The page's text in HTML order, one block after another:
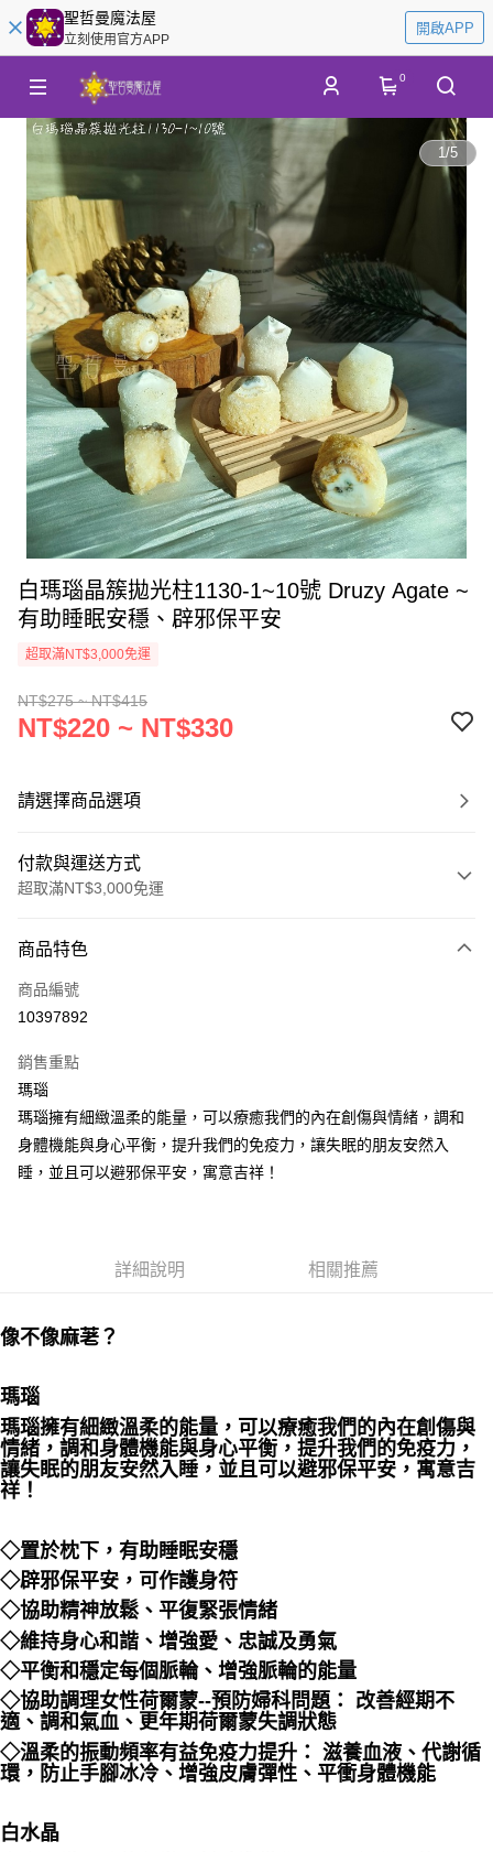
聖哲曼魔法屋
立刻使用官方APP
開啟APP
0
1/5
白瑪瑙晶簇拋光柱1130-1~10號 Druzy Agate ~
有助睡眠安穩、辟邪保平安
超取滿NT$3,000免運
NT$275 ~ NT$415
NT$220 ~ NT$330
請選擇商品選項
付款與運送方式
超取滿NT$3,000免運
信用卡一次付款
超商取貨付款
Apple Pay
街口支付
悠遊付
每筆NT$80，滿NT$3,000(含以上)免運費
每筆NT$80，滿NT$3,000(含以上)免運費
賣家宅配幫您送（台灣）
每筆NT$80，滿NT$3,000(含以上)免運費
每筆NT$80，滿NT$3,000(含以上)免運費
付款後門市自取
免運費
商品特色
商品編號
10397892
銷售重點
瑪瑙
瑪瑙擁有細緻溫柔的能量，可以療癒我們的內在創傷與情緒，調和
身體機能與身心平衡，提升我們的免疫力，讓失眠的朋友安然入
睡，並且可以避邪保平安，寓意吉祥！
詳細說明 相關推薦
像不像麻荖？⁡
瑪瑙
瑪瑙擁有細緻溫柔的能量，可以療癒我們的內在創傷與
情緒，調和身體機能與身心平衡，提升我們的免疫力，
讓失眠的朋友安然入睡，並且可以避邪保平安，寓意吉
祥！
◇置於枕下，有助睡眠安穩
◇辟邪保平安，可作護身符
◇協助精神放鬆、平復緊張情緒
◇維持身心和諧、增強愛、忠誠及勇氣
◇平衡和穩定每個脈輪、增強脈輪的能量
◇協助調理女性荷爾蒙--預防婦科問題： 改善經期不
適、調和氣血、更年期荷爾蒙失調狀態
◇溫柔的振動頻率有益免疫力提升： 滋養血液、代謝循
環，防止手腳冰冷、增強皮膚彈性、平衝身體機能 󠀠󠀠
白水晶